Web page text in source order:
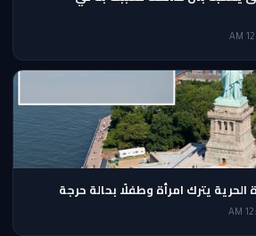
يترك امرأة وطفلًا بحالة حرجة